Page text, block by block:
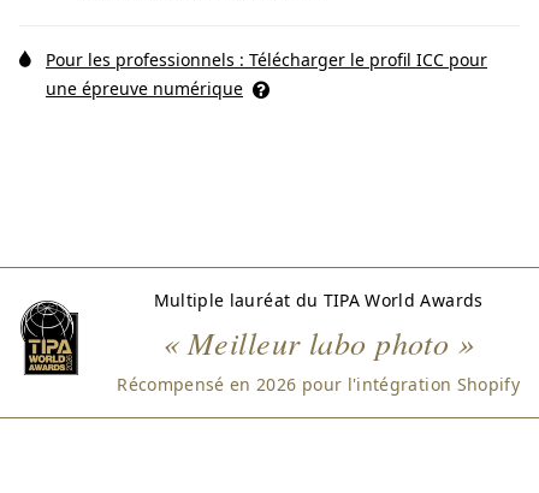
Pour les professionnels : Télécharger le profil ICC pour
une épreuve numérique
Multiple lauréat du TIPA World Awards
« Meilleur labo photo »
Récompensé en 2026 pour l'intégration Shopify